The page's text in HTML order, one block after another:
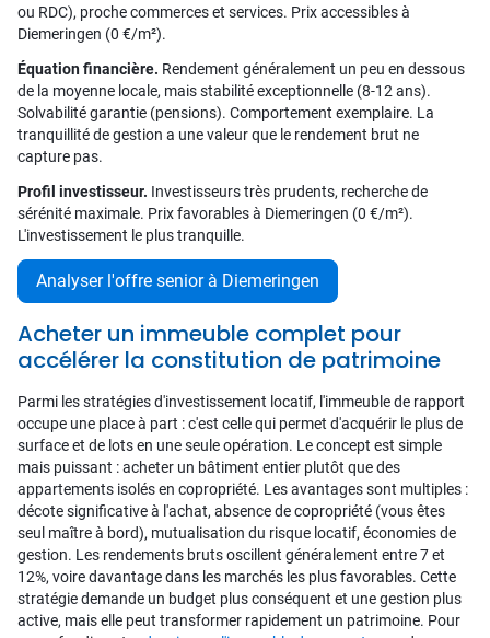
ou RDC), proche commerces et services. Prix accessibles à
Diemeringen (0 €/m²).
Équation financière. Rendement généralement un peu en dessous
de la moyenne locale, mais stabilité exceptionnelle (8-12 ans).
Solvabilité garantie (pensions). Comportement exemplaire. La
tranquillité de gestion a une valeur que le rendement brut ne
capture pas.
Profil investisseur. Investisseurs très prudents, recherche de
sérénité maximale. Prix favorables à Diemeringen (0 €/m²).
L'investissement le plus tranquille.
Analyser l'offre senior à Diemeringen
Acheter un immeuble complet pour
accélérer la constitution de patrimoine
Parmi les stratégies d'investissement locatif, l'immeuble de rapport
occupe une place à part : c'est celle qui permet d'acquérir le plus de
surface et de lots en une seule opération. Le concept est simple
mais puissant : acheter un bâtiment entier plutôt que des
appartements isolés en copropriété. Les avantages sont multiples :
décote significative à l'achat, absence de copropriété (vous êtes
seul maître à bord), mutualisation du risque locatif, économies de
gestion. Les rendements bruts oscillent généralement entre 7 et
12%, voire davantage dans les marchés les plus favorables. Cette
stratégie demande un budget plus conséquent et une gestion plus
active, mais elle peut transformer rapidement un patrimoine. Pour